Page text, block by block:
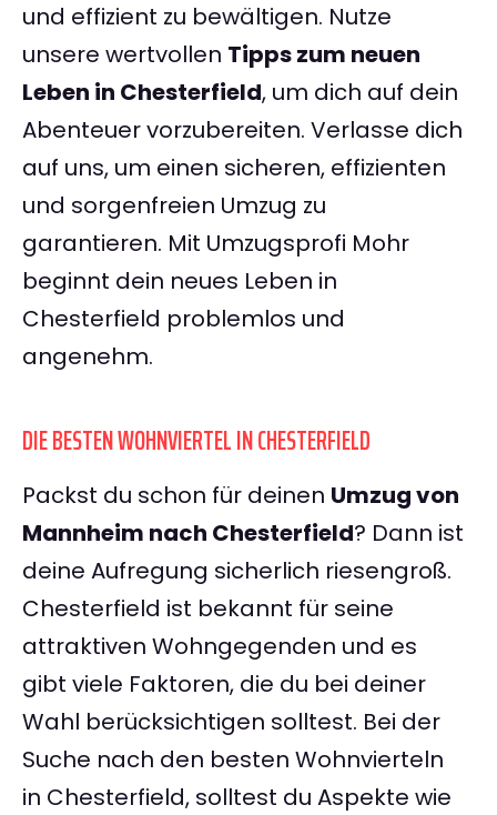
und effizient zu bewältigen. Nutze
unsere wertvollen Tipps zum neuen
Leben in Chesterfield, um dich auf dein
Abenteuer vorzubereiten. Verlasse dich
auf uns, um einen sicheren, effizienten
und sorgenfreien Umzug zu
garantieren. Mit Umzugsprofi Mohr
beginnt dein neues Leben in
Chesterfield problemlos und
angenehm.
DIE BESTEN WOHNVIERTEL IN CHESTERFIELD
Packst du schon für deinen Umzug von
Mannheim nach Chesterfield? Dann ist
deine Aufregung sicherlich riesengroß.
Chesterfield ist bekannt für seine
attraktiven Wohngegenden und es
gibt viele Faktoren, die du bei deiner
Wahl berücksichtigen solltest. Bei der
Suche nach den besten Wohnvierteln
in Chesterfield, solltest du Aspekte wie